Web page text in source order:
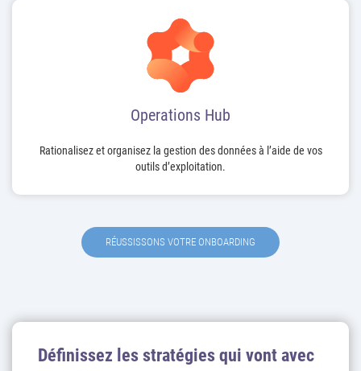
Operations Hub
Rationalisez et organisez la gestion des données à l’aide de vos
outils d’exploitation.
RÉUSSISSONS VOTRE ONBOARDING
Définissez les stratégies qui vont avec